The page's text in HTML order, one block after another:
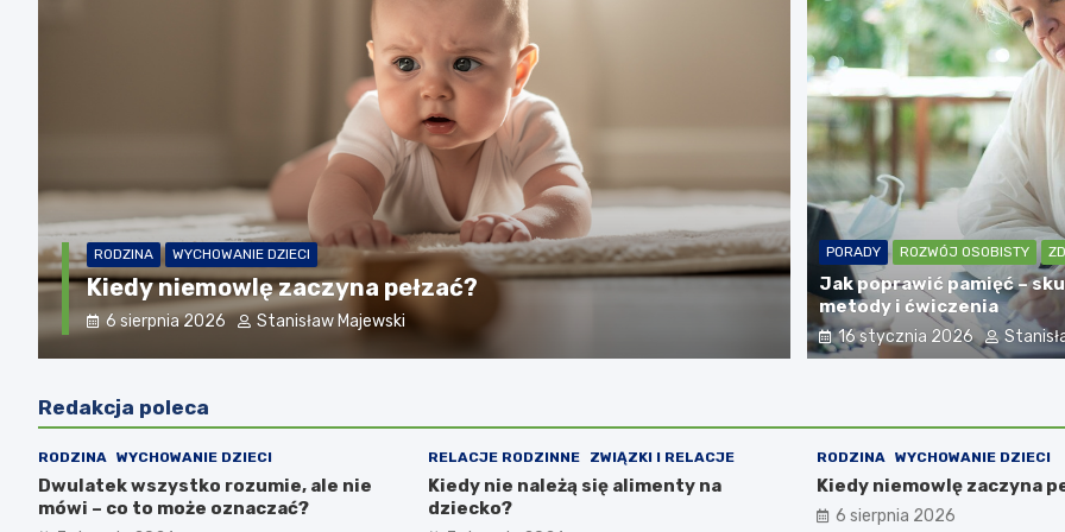
RODZINA WYCHOWANIE DZIECI
Dwulatek wszystko rozumie, ale nie mówi – co to
oznaczać?
7 sierpnia 2026
PORADY ROZWÓJ OSOBISTY
Jak poprawić pamięć –
metody i ćwiczenia
16 stycznia 2026
Redakcja poleca
RODZINA WYCHOWANIE DZIECI
Dwulatek wszystko rozumie, ale nie
mówi – co to może oznaczać?
RELACJE RODZINNE ZWIĄZKI I RELACJE
Kiedy nie należą się alimenty na
dziecko?
RODZINA WYCHOWANIE DZIECI
Kiedy niemowlę zaczyna
6 sierpnia 2026